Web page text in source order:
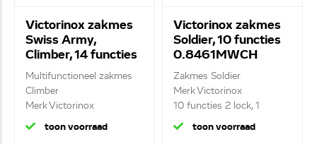
Victorinox zakmes
Swiss Army,
Climber, 14 functies
1.3703.B1
Multifunctioneel zakmes
Climber
Merk Victorinox
14 functi...
toon voorraad
Victorinox zakmes
Soldier, 10 functies
0.8461MWCH
Zakmes Soldier
Merk Victorinox
10 functies 2 lock, 1
hand,...
toon voorraad